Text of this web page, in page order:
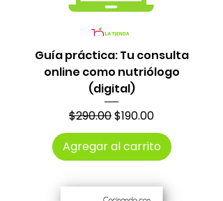
Guía práctica: Tu consulta
online como nutriólogo
(digital)
Precio
$290.00Precio de oferta
$190.00
Agregar al carrito